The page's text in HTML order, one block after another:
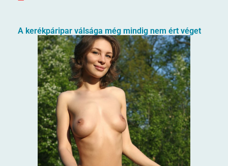
A kerékpáripar válsága még mindig nem ért véget